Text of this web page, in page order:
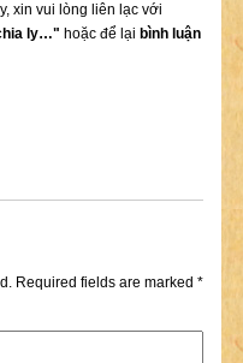
xin vui lòng liên lạc với
ly…" hoặc để lại bình luận
Required fields are marked *